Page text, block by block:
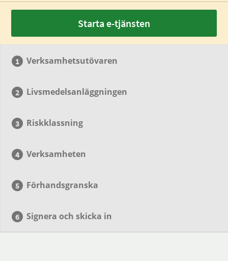
Starta e-tjänsten
Verksamhetsutövaren
Livsmedelsanläggningen
Riskklassning
Verksamheten
Förhandsgranska
Signera och skicka in